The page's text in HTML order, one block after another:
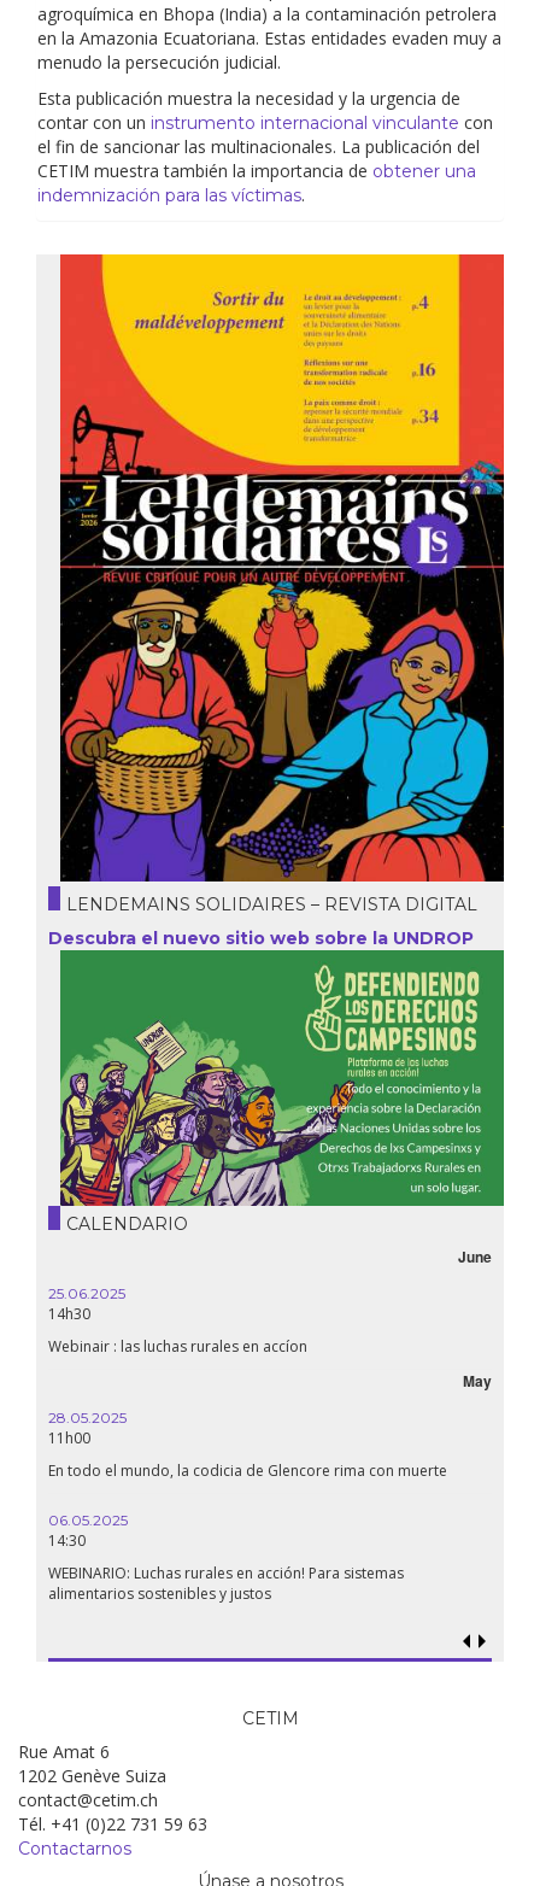
agroquímica en Bhopa (India) a la contaminación petrolera
en la Amazonia Ecuatoriana. Estas entidades evaden muy a
menudo la persecución judicial.
Esta publicación muestra la necesidad y la urgencia de
contar con un instrumento internacional vinculante con
el fin de sancionar las multinacionales. La publicación del
CETIM muestra también la importancia de obtener una
indemnización para las víctimas.
LENDEMAINS SOLIDAIRES – REVISTA DIGITAL
Descubra el nuevo sitio web sobre la UNDROP
CALENDARIO
June
25.06.2025
14h30
Webinair : las luchas rurales en accíon
May
28.05.2025
11h00
En todo el mundo, la codicia de Glencore rima con muerte
06.05.2025
14:30
WEBINARIO: Luchas rurales en acción! Para sistemas
alimentarios sostenibles y justos
CETIM
Rue Amat 6
1202 Genève Suiza
contact@cetim.ch
Tél. +41 (0)22 731 59 63
Contactarnos
Únase a nosotros